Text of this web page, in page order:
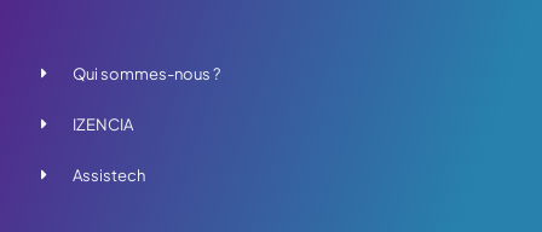
Qui sommes-nous ?
IZENCIA
Assistech